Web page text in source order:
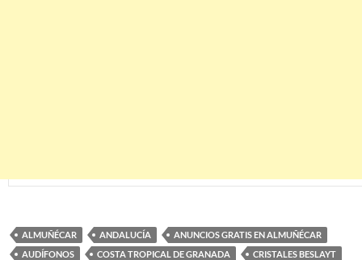
ALMUÑÉCAR ANDALUCÍA
ANUNCIOS GRATIS EN ALMUÑÉCAR
AUDÍFONOS
COSTA TROPICAL DE GRANADA
CRISTALES BESLAYT